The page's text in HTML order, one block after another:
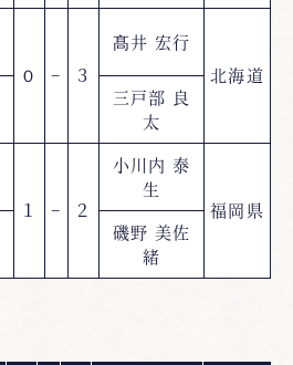
０
− ３
髙井 宏行
北海道
三戸部 良
太
１
− ２
小川内 泰
生
福岡県
磯野 美佐
緒